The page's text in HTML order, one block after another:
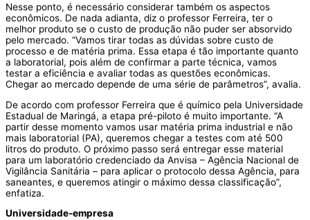
Nesse ponto, é necessário considerar também os aspectos
econômicos. De nada adianta, diz o professor Ferreira, ter o
melhor produto se o custo de produção não puder ser absorvido
pelo mercado. “Vamos tirar todas as dúvidas sobre custo de
processo e de matéria prima. Essa etapa é tão importante quanto
a laboratorial, pois além de confirmar a parte técnica, vamos
testar a eficiência e avaliar todas as questões econômicas.
Chegar ao mercado depende de uma série de parâmetros”, avalia.
De acordo com professor Ferreira que é químico pela Universidade
Estadual de Maringá, a etapa pré-piloto é muito importante. “A
partir desse momento vamos usar matéria prima industrial e não
mais laboratorial (PA), queremos chegar a testes com até 500
litros do produto. O próximo passo será entregar esse material
para um laboratório credenciado da Anvisa – Agência Nacional de
Vigilância Sanitária – para aplicar o protocolo dessa Agência, para
saneantes, e queremos atingir o máximo dessa classificação”,
enfatiza.
Universidade-empresa